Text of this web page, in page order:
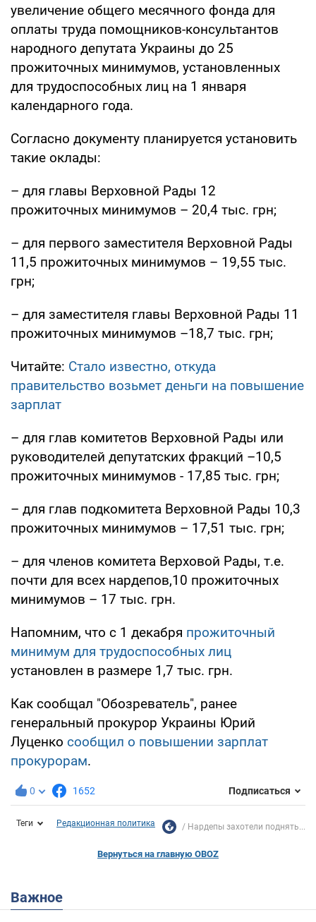
увеличение общего месячного фонда для
оплаты труда помощников-консультантов
народного депутата Украины до 25
прожиточных минимумов, установленных
для трудоспособных лиц на 1 января
календарного года.
Согласно документу планируется установить
такие оклады:
– для главы Верховной Рады 12
прожиточных минимумов – 20,4 тыс. грн;
– для первого заместителя Верховной Рады
11,5 прожиточных минимумов – 19,55 тыс.
грн;
– для заместителя главы Верховной Рады 11
прожиточных минимумов –18,7 тыс. грн;
Читайте: Стало известно, откуда
правительство возьмет деньги на повышение
зарплат
– для глав комитетов Верховной Рады или
руководителей депутатских фракций –10,5
прожиточных минимумов - 17,85 тыс. грн;
– для глав подкомитета Верховной Рады 10,3
прожиточных минимумов – 17,51 тыс. грн;
– для членов комитета Верховой Рады, т.е.
почти для всех нардепов,10 прожиточных
минимумов – 17 тыс. грн.
Напомним, что с 1 декабря прожиточный
минимум для трудоспособных лиц
установлен в размере 1,7 тыс. грн.
Как сообщал "Обозреватель", ранее
генеральный прокурор Украины Юрий
Луценко сообщил о повышении зарплат
прокурорам.
0 1652 Подписаться
Теги Редакционная политика Нардепы захотели поднять...
Вернуться на главную OBOZ
Важное